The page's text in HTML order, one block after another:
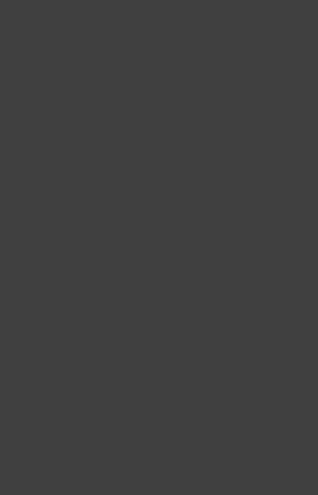
knolgewas. U kunt dahlia's echter
haalt u daarvoor in de herfst in
de stelen van de plant terug tot
neer en zet hem in een vorstvrije,
Denk bijvoorbeeld aan een